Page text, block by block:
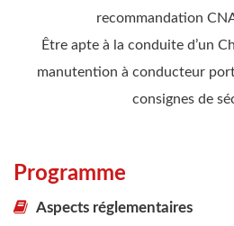
recommandation
Être apte à la conduite d’un
manutention à conducteur
consignes de
Programme
Aspects réglementaires